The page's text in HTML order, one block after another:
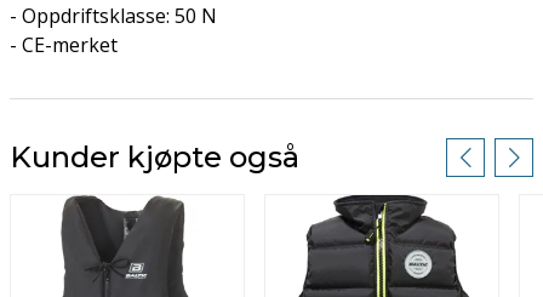
- Oppdriftsklasse: 50 N
- CE-merket
Kunder kjøpte også